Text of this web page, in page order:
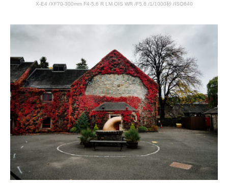
X-E4 /XF70-300mm F4-5.6 R LM OIS WR /F5.6 /1/1000秒 /ISO640